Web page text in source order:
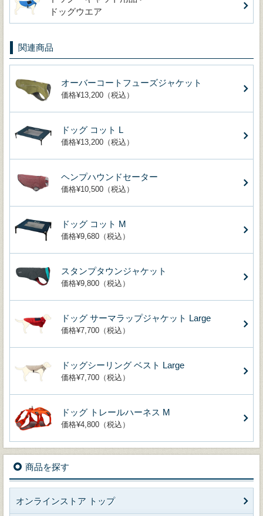
ドッグウエア
関連商品
オーバーコートフューズジャケット
価格¥13,200（税込）
ドッグ コット L
価格¥13,200（税込）
ヘンプハウンドセーター
価格¥10,500（税込）
ドッグ コット M
価格¥9,680（税込）
スタンプタウンジャケット
価格¥9,800（税込）
ドッグ サーマラップジャケット Large
価格¥7,700（税込）
ドッグシーリング ベスト Large
価格¥7,700（税込）
ドッグ トレールハーネス M
価格¥4,800（税込）
商品を探す
オンラインストア トップ